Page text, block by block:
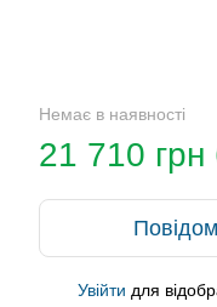
Немає в наявності
21 710
Увійти для